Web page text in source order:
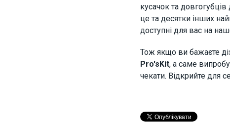
кусачок та довгогубців
це та десятки інших
доступні для вас на
Тож якщо ви бажаєте
Pro'sKit, а саме
чекати. Відкрийте для